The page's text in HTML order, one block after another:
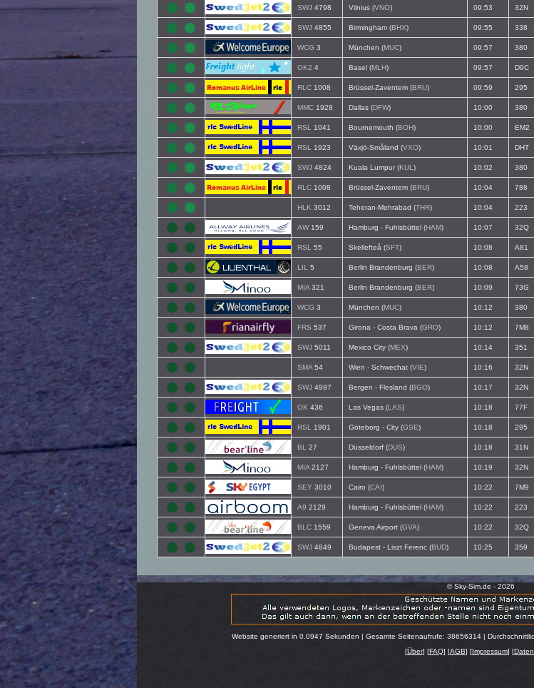
SWJ 4798 Vilnius (VNO) 09:53 32N
SWJ 4855 Birmingham (BHX) 09:55 338
WCG 3 München (MUC) 09:57 380
OK2 4 Basel (MLH) 09:57 D9C
RLC 1008 Brüssel-Zaventem (BRU) 09:59 295
MMC 1928 Dallas (DFW) 10:00 380
RSL 1041 Bournemouth (BOH) 10:00 EM2
RSL 1923 Växjö-Småland (VXO) 10:01 DHT
SWJ 4824 Kuala Lumpur (KUL ) 10:02 380
RLC 1008 Brüssel-Zaventem (BRU) 10:04 788
HLK 3012 Teheran-Mehrabad (THR) 10:04 223
AW159 Hamburg - Fuhlsbüttel (HAM) 10:07 32Q
RSL 55 Skellefteå (SFT) 10:08 A81
LIL 5 Berlin Brandenburg (BER) 10:08 A58
MIA 321 Berlin Brandenburg (BER) 10:09 73G
WCG 3 München (MUC) 10:12 380
FRS 537 Girona - Costa Brava (GRO) 10:12 7M8
SWJ 5011 Mexico City (MEX) 10:14 351
SMA 54 Wien - Schwechat (VIE) 10:16 32N
SWJ 4987 Bergen - Flesland (BGO) 10:17 32N
OK 436 Las Vegas (LAS) 10:18 77F
RSL 1901 Göteborg - City (GSE) 10:18 295
BL 27 Düsseldorf (DUS) 10:18 31N
MIA 2127 Hamburg - Fuhlsbüttel (HAM) 10:19 32N
SEY 3010 Cairo (CAI) 10:22 7M9
A9 2129 Hamburg - Fuhlsbüttel (HAM) 10:22 223
BLC 1559 Geneva Airport (GVA) 10:22 32Q
SWJ 4849 Budapest - Liszt Ferenc (BUD) 10:25 359
© Sky-Sim.de - 2026
Website generiert in 0.0947 Sekunden | Gesamte Seitenaufrufe: 38656314 |
[Über] [FAQ] [AGB] [Impressum] [